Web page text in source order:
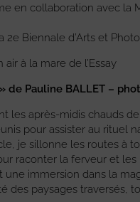
en collaboration avec la
2e Biennale d’Arts et
à la mare de l’Essay
de Pauline BALLET –
les après-midis chauds
pour assister au rituel
je sillonne les routes à
raconter la ferveur et
une immersion dans la
des paysages traversés,